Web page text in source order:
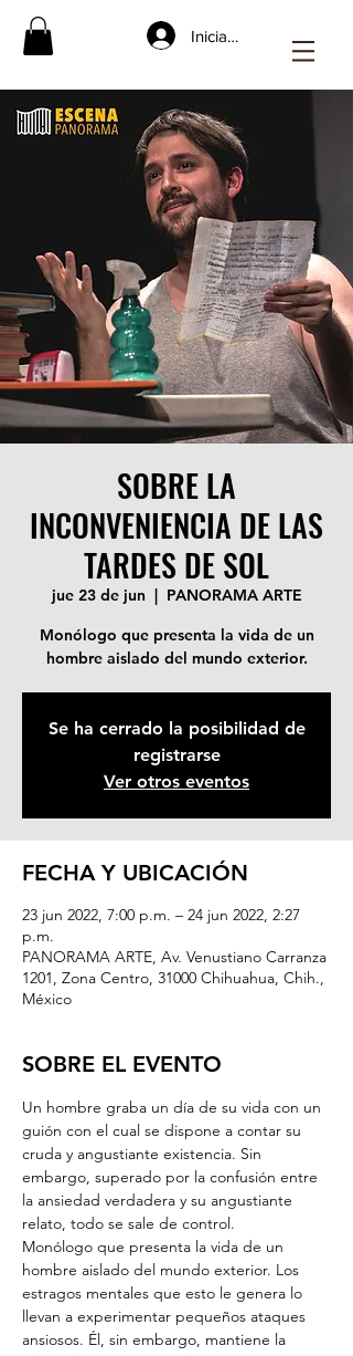
Iniciar sesión
SOBRE LA
INCONVENIENCIA DE LAS
TARDES DE SOL
jue 23 de jun
  |
PANORAMA ARTE
Monólogo que presenta la vida de un
hombre aislado del mundo exterior.
Se ha cerrado la posibilidad de
registrarse
Ver otros eventos
FECHA Y UBICACIÓN
23 jun 2022, 7:00 p.m. – 24 jun 2022, 2:27
p.m.
PANORAMA ARTE, Av. Venustiano Carranza
1201, Zona Centro, 31000 Chihuahua, Chih.,
México
SOBRE EL EVENTO
Un hombre graba un día de su vida con un
guión con el cual se dispone a contar su
cruda y angustiante existencia. Sin
embargo, superado por la confusión entre
la ansiedad verdadera y su angustiante
relato, todo se sale de control.
Monólogo que presenta la vida de un
hombre aislado del mundo exterior. Los
estragos mentales que esto le genera lo
llevan a experimentar pequeños ataques
ansiosos. Él, sin embargo, mantiene la